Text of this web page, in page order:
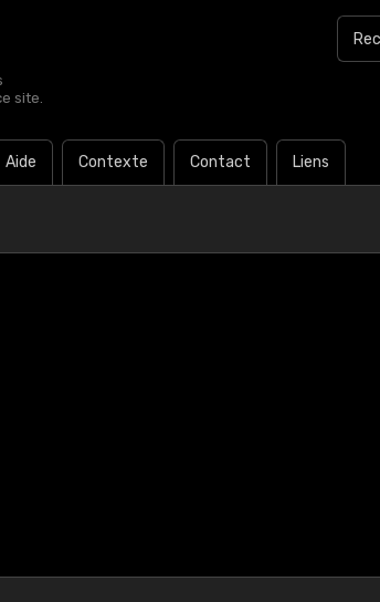
site.
Aide Contexte Contact Liens